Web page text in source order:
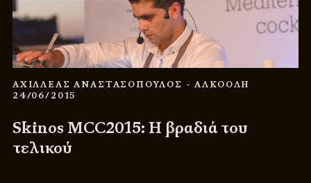
ΑΧΙΛΛΕΑΣ ΑΝΑΣΤΑΣΟΠΟΥΛΟΣ - ΑΛΚΟΟΛΗ
24/06/2015
Skinos MCC2015: Η βραδιά του
τελικού